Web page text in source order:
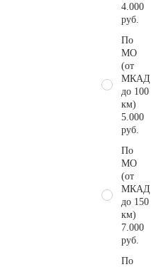
4.000
руб.
По
МО
(от
МКАД
до 100
км)
5.000
руб.
По
МО
(от
МКАД
до 150
км)
7.000
руб.
По